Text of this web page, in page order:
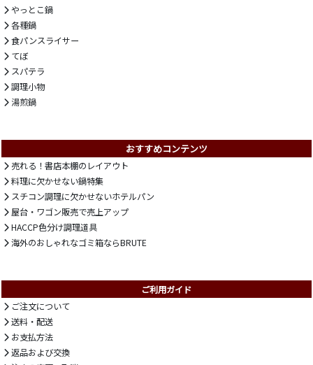
やっとこ鍋
各種鍋
食パンスライサー
てぼ
スパテラ
調理小物
湯煎鍋
おすすめコンテンツ
売れる！書店本棚のレイアウト
料理に欠かせない鍋特集
スチコン調理に欠かせないホテルパン
屋台・ワゴン販売で売上アップ
HACCP色分け調理道具
海外のおしゃれなゴミ箱ならBRUTE
ご利用ガイド
ご注文について
送料・配送
お支払方法
返品および交換